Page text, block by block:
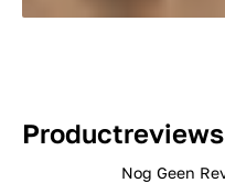
Productreviews
Nog Geen